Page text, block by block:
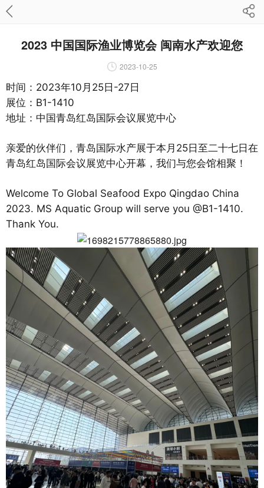
2023 中国国际渔业博览会 闽南水产欢迎您
2023-10-25
时间：2023年10月25日-27日
展位：B1-1410
地址：中国青岛红岛国际会议展览中心
亲爱的伙伴们，青岛国际水产展于本月25日至二十七日在
青岛红岛国际会议展览中心开幕，我们与您会馆相聚！
Welcome To Global Seafood Expo Qingdao China
2023. MS Aquatic Group will serve you @B1-1410.
Thank You.